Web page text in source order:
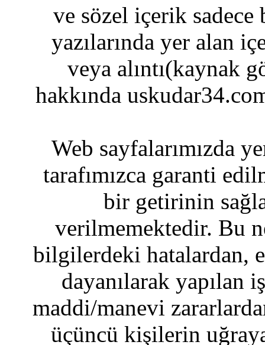
ve sözel içerik sadece
yazılarında yer alan
veya alıntı(kaynak
hakkında
Web sayfalarımızda
tarafımızca garanti
bir getirinin
verilmemektedir. Bu
bilgilerdeki hatalardan,
dayanılarak yapılan
maddi/manevi
üçüncü kişilerin